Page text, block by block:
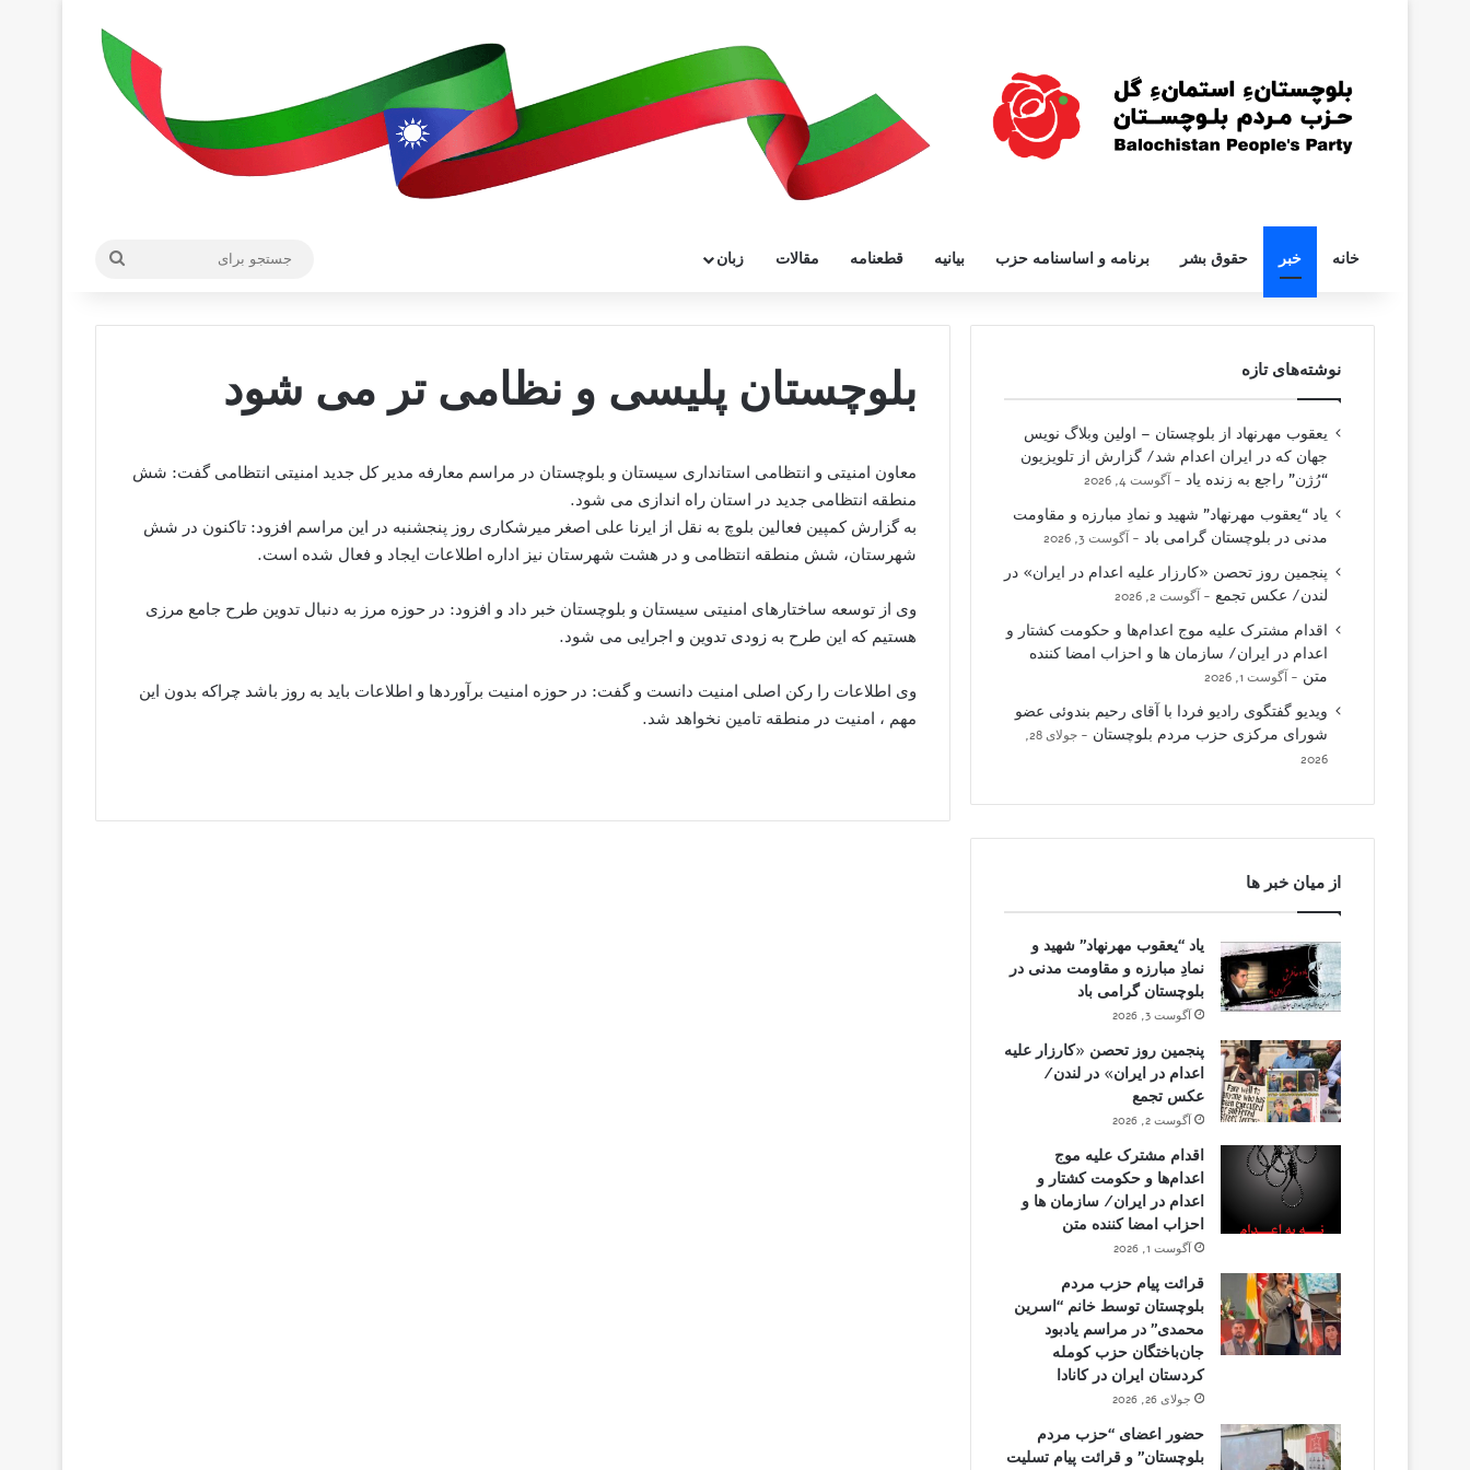
خانه خبر حقوق بشر برنامه و اساسنامه حزب بیانیه قطعنامه مقالات زبان
بلوچستان پلیسی و نظامی تر می شود
معاون امنیتی و انتظامی استانداری سیستان و بلوچستان در مراسم معارفه مدیر کل جدید امنیتی انتظامی گفت: شش
منطقه انتظامی جدید در استان راه اندازی می شود.
به گزارش کمپین فعالین بلوچ به نقل از ایرنا علی اصغر میرشکاری روز پنجشنبه در این مراسم افزود: تاکنون در شش
شهرستان، شش منطقه انتظامی و در هشت شهرستان نیز اداره اطلاعات ایجاد و فعال شده است.
وی از توسعه ساختارهای امنیتی سیستان و بلوچستان خبر داد و افزود: در حوزه مرز به دنبال تدوین طرح جامع مرزی
هستیم که این طرح به زودی تدوین و اجرایی می شود.
وی اطلاعات را رکن اصلی امنیت دانست و گفت: در حوزه امنیت برآوردها و اطلاعات باید به روز باشد چراکه بدون این
مهم ، امنیت در منطقه تامین نخواهد شد.
نوشته‌های تازه
یعقوب مهرنهاد از بلوچستان – اولین وبلاگ نویس
جهان که در ایران اعدام شد/ گزارش از تلویزیون
“رُژن” راجع به زنده یاد
آگوست 4, 2026
یاد “یعقوب مهرنهاد” شهید و نمادِ مبارزه و مقاومت
مدنی در بلوچستان گرامی باد
آگوست 3, 2026
پنجمین روز تحصن «کارزار علیه اعدام در ایران» در
لندن/ عکس تجمع
آگوست 2, 2026
اقدام مشترک علیه موج اعدام‌ها و حکومت کشتار و
اعدام در ایران/ سازمان ها و احزاب امضا کننده
متن
آگوست 1, 2026
ویدیو گفتگوی رادیو فردا با آقای رحیم بندوئی عضو
شورای مرکزی حزب مردم بلوچستان
جولای 28,
2026
از میان خبر ها
یاد “یعقوب مهرنهاد” شهید و
نمادِ مبارزه و مقاومت مدنی در
بلوچستان گرامی باد
آگوست 3, 2026
پنجمین روز تحصن «کارزار علیه
اعدام در ایران» در لندن/
عکس تجمع
آگوست 2, 2026
اقدام مشترک علیه موج
اعدام‌ها و حکومت کشتار و
اعدام در ایران/ سازمان ها و
احزاب امضا کننده متن
آگوست 1, 2026
قرائت پیام حزب مردم
بلوچستان توسط خانم “اسرین
محمدی” در مراسم یادبود
جان‌باختگان حزب کومله
کردستان ایران در کانادا
جولای 26, 2026
حضور اعضای “حزب مردم
بلوچستان” و قرائت پیام تسلیت